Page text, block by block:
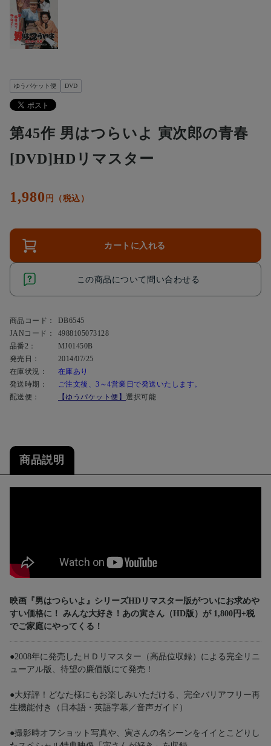
ゆうパケット便 DVD
第45作 男はつらいよ 寅次郎の青春
[DVD]HDリマスター
1,980 円（税込）
カートに入れる
この商品について問い合わせる
商品コード：
DB6545
JANコード：
4988105073128
品番2：
MJ01450B
発売日：
2014/07/25
在庫状況：
在庫あり
発送時期：
ご注文後、3～4営業日で発送いたします。
配送便：
【ゆうパケット便】選択可能
商品説明
映画『男はつらいよ』シリーズHDリマスター版がついにお求めや
すい価格に！ みんな大好き！あの寅さん（HD版）が 1,800円+税
でご家庭にやってくる！
●2008年に発売したＨＤリマスター（高品位収録）による完全リニ
ューアル版、待望の廉価版にて発売！
●大好評！どなた様にもお楽しみいただける、完全バリアフリー再
生機能付き（日本語・英語字幕／音声ガイド）
●撮影時オフショット写真や、寅さんの名シーンをイイとこどりし